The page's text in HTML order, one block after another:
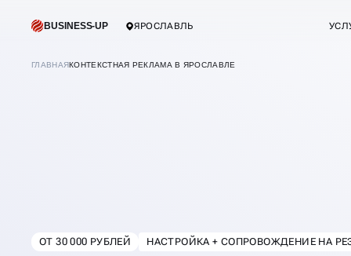
BUSINESS-UP ЯРОСЛАВЛЬ
ГЛАВНАЯКОНТЕКСТНАЯ РЕКЛАМА В ЯРОСЛАВЛЕ
РЕКЛАМЫ
ОТ 30 000 РУБЛЕЙ НАСТРОЙКА + СОПРОВОЖДЕНИЕ НА